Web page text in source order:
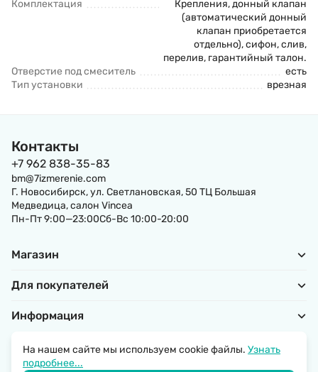
Комплектация
Крепления, донный клапан
(автоматический донный
клапан приобретается
отдельно), сифон, слив,
перелив, гарантийный талон.
Отверстие под смеситель
есть
Тип установки
врезная
Контакты
+7 962 838-35-83
bm@7izmerenie.com
Г. Новосибирск, ул. Светлановская, 50 ТЦ Большая
Медведица, салон Vincea
Пн-Пт 9:00—23:00Сб-Вс 10:00-20:00
Магазин
Для покупателей
Информация
На нашем сайте мы используем cookie файлы. Узнать
подробнее...